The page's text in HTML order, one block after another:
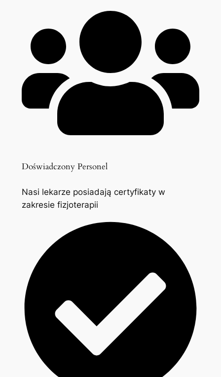
Doświadczony Personel
Nasi lekarze posiadają certyfikaty w
zakresie fizjoterapii